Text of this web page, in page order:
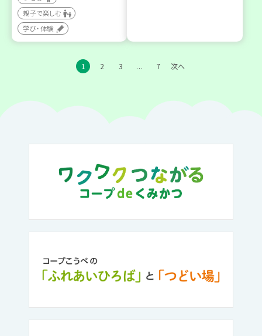
親子で楽しむ
学び・体験
1 2 3 … 7 次へ